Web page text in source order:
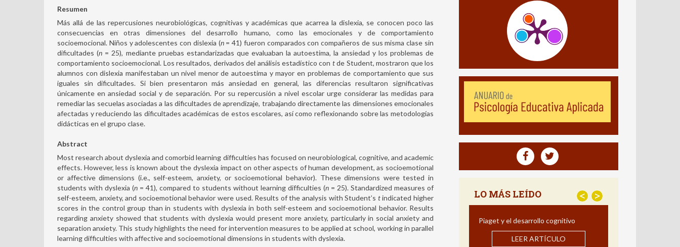
Resumen
Más allá de las repercusiones neurobiológicas, cognitivas y académicas que acarrea la dislexia, se conocen poco las
consecuencias en otras dimensiones del desarrollo humano, como las emocionales y de comportamiento
socioemocional. Niños y adolescentes con dislexia (n= 41) fueron comparados con compañeros de sus misma clase sin
dificultades (n = 25), mediante pruebas estandarizadas que evaluaban la autoestima, la ansiedad y los problemas de
comportamiento socioemocional. Los resultados, derivados del análisis estadístico con tde Student, mostraron que los
alumnos con dislexia manifestaban un nivel menor de autoestima y mayor en problemas de comportamiento que sus
iguales sin dificultades. Si bien presentaron más ansiedad en general, las diferencias resultaron significativas
únicamente en ansiedad social y de separación. Por su repercusión a nivel escolar urge considerar las medidas para
remediar las secuelas asociadas a las dificultades de aprendizaje, trabajando directamente las dimensiones emocionales
afectadas y reduciendo las dificultades académicas de estos escolares, así como reflexionando sobre las metodologías
didácticas en el grupo clase.
Abstract
Most research about dyslexia and comorbid learning difficulties has focused on neurobiological, cognitive, and academic
effects. However, less is known about the dyslexia impact on other aspects of human development, as socioemotional
or affective dimensions (i.e., self-esteem, anxiety, or socioemotional behavior). These dimensions were tested in
students with dyslexia (n = 41), compared to students without learning difficulties (n = 25). Standardized measures of
self-esteem, anxiety, and socioemotional behavior were used. Results of the analysis with Student’s tindicated higher
scores in the control group than in students with dyslexia in both self-esteem and socioemotional behavior. Results
regarding anxiety showed that students with dyslexia would present more anxiety, particularly in social anxiety and
separation anxiety. This study highlights the need for intervention measures to be applied at school, working in parallel
learning difficulties with affective and socioemotional dimensions in students with dyslexia.
LO MÁS LEÍDO < >
Estrategias para Mejorar la
Comprensión Lectora: Impacto de un
Programa de Intervención en Español